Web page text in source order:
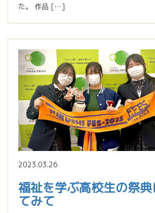
た。 作品 […]
2023.03.26
福祉を学ぶ高校生の祭
てみて